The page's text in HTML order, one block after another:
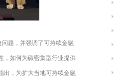
题，并强调了可持续金融
，如何为碳密集型行业提供
出，为扩大当地可持续金融